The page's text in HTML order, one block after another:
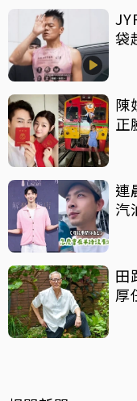
袋
陳
正
連
汽
田
厚